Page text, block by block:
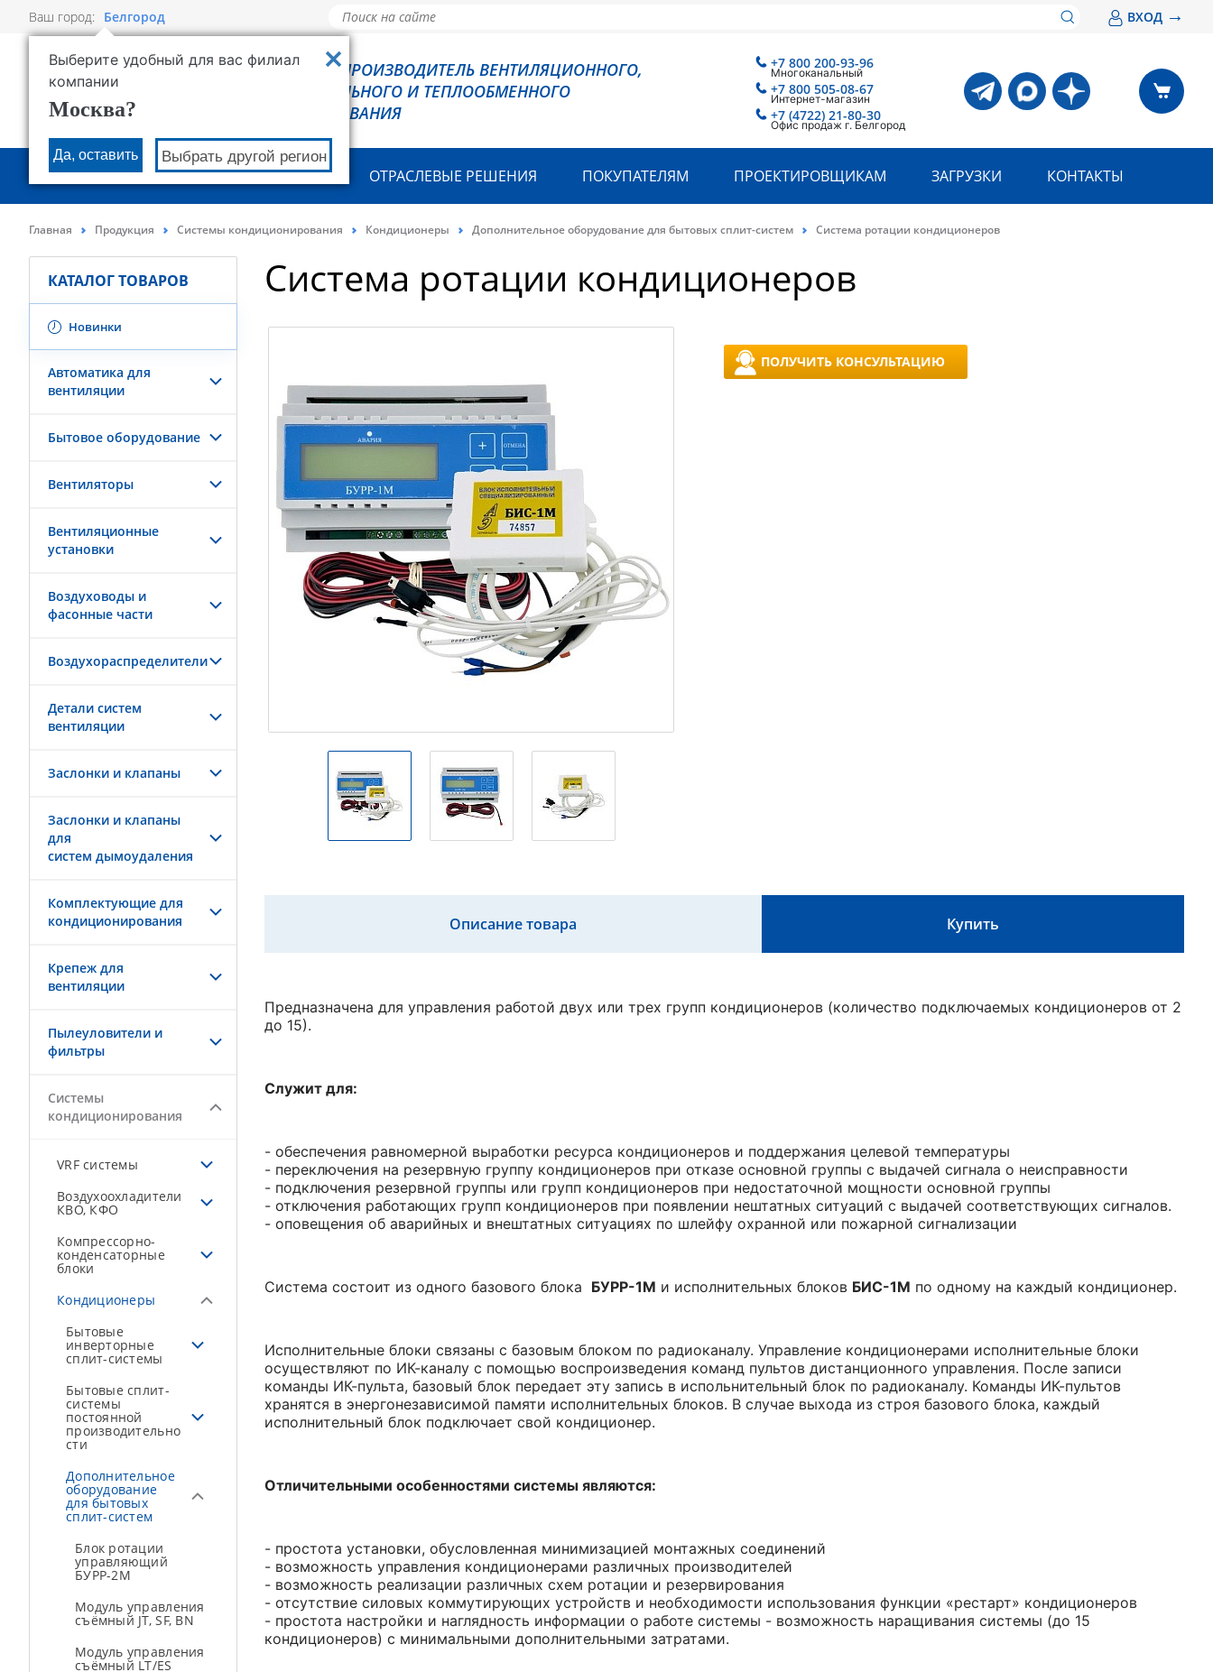
Ваш город: Белгород
Выберите удобный для вас филиал
компании
Москва?
Да, оставить Выбрать другой регион
ВХОД →
РОВЕН - ПРОИЗВОДИТЕЛЬ ВЕНТИЛЯЦИОННОГО,
ХОЛОДИЛЬНОГО И ТЕПЛООБМЕННОГО
ОБОРУДОВАНИЯ
+7 800 200-93-96
Многоканальный
+7 800 505-08-67
Интернет-магазин
+7 (4722) 21-80-30
Офис продаж г. Белгород
О КОМПАНИИ ПРОДУКЦИЯ ОТРАСЛЕВЫЕ РЕШЕНИЯ ПОКУПАТЕЛЯМ ПРОЕКТИРОВЩИКАМ ЗАГРУЗКИ КОНТАКТЫ
Главная Продукция Системы кондиционирования Кондиционеры Дополнительное оборудование для бытовых сплит-систем Система ротации кондиционеров
КАТАЛОГ ТОВАРОВ
Новинки
Автоматика для
вентиляции
Бытовое оборудование
Вентиляторы
Вентиляционные
установки
Воздуховоды и
фасонные части
Воздухораспределители
Детали систем
вентиляции
Заслонки и клапаны
Заслонки и клапаны
для
систем дымоудаления
Комплектующие для
кондиционирования
Крепеж для
вентиляции
Пылеуловители и
фильтры
Системы
кондиционирования
VRF системы
Воздухоохладители
КВО, КФО
Компрессорно-
конденсаторные
блоки
Кондиционеры
Бытовые
инверторные
сплит-системы
Бытовые сплит-
системы
постоянной
производительно
сти
Дополнительное
оборудование
для бытовых
сплит-систем
Блок ротации
управляющий
БУРР-2М
Модуль управления
съёмный JT, SF, BN
Модуль управления
съёмный LT/ES
Система ротации кондиционеров
ПОЛУЧИТЬ КОНСУЛЬТАЦИЮ
Описание товара Купить
Предназначена для управления работой двух или трех групп кондиционеров (количество подключаемых кондиционеров от 2
до 15).
Служит для:
- обеспечения равномерной выработки ресурса кондиционеров и поддержания целевой температуры
- переключения на резервную группу кондиционеров при отказе основной группы с выдачей сигнала о неисправности
- подключения резервной группы или групп кондиционеров при недостаточной мощности основной группы
- отключения работающих групп кондиционеров при появлении нештатных ситуаций с выдачей соответствующих сигналов.
- оповещения об аварийных и внештатных ситуациях по шлейфу охранной или пожарной сигнализации
Система состоит из одного базового блока БУРР-1М и исполнительных блоков БИС-1М по одному на каждый кондиционер.
Исполнительные блоки связаны с базовым блоком по радиоканалу. Управление кондиционерами исполнительные блоки
осуществляют по ИК-каналу с помощью воспроизведения команд пультов дистанционного управления. После записи
команды ИК-пульта, базовый блок передает эту запись в испольнительный блок по радиоканалу. Команды ИК-пультов
хранятся в энергонезависимой памяти исполнительных блоков. В случае выхода из строя базового блока, каждый
исполнительный блок подключает свой кондиционер.
Отличительными особенностями системы являются:
- простота установки, обусловленная минимизацией монтажных соединений
- возможность управления кондиционерами различных производителей
- возможность реализации различных схем ротации и резервирования
- отсутствие силовых коммутирующих устройств и необходимости использования функции «рестарт» кондиционеров
- простота настройки и наглядность информации о работе системы - возможность наращивания системы (до 15
кондиционеров) с минимальными дополнительными затратами.